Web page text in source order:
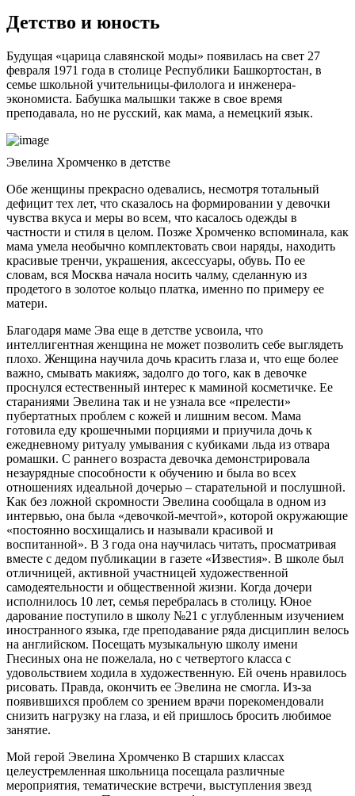
Детство и юность
Будущая «царица славянской моды» появилась на свет 27
февраля 1971 года в столице Республики Башкортостан, в
семье школьной учительницы-филолога и инженера-
экономиста. Бабушка малышки также в свое время
преподавала, но не русский, как мама, а немецкий язык.
Эвелина Хромченко в детстве
Обе женщины прекрасно одевались, несмотря тотальный
дефицит тех лет, что сказалось на формировании у девочки
чувства вкуса и меры во всем, что касалось одежды в
частности и стиля в целом. Позже Хромченко вспоминала, как
мама умела необычно комплектовать свои наряды, находить
красивые тренчи, украшения, аксессуары, обувь. По ее
словам, вся Москва начала носить чалму, сделанную из
продетого в золотое кольцо платка, именно по примеру ее
матери.
Благодаря маме Эва еще в детстве усвоила, что
интеллигентная женщина не может позволить себе выглядеть
плохо. Женщина научила дочь красить глаза и, что еще более
важно, смывать макияж, задолго до того, как в девочке
проснулся естественный интерес к маминой косметичке. Ее
стараниями Эвелина так и не узнала все «прелести»
пубертатных проблем с кожей и лишним весом. Мама
готовила еду крошечными порциями и приучила дочь к
ежедневному ритуалу умывания с кубиками льда из отвара
ромашки. С раннего возраста девочка демонстрировала
незаурядные способности к обучению и была во всех
отношениях идеальной дочерью – старательной и послушной.
Как без ложной скромности Эвелина сообщала в одном из
интервью, она была «девочкой-мечтой», которой окружающие
«постоянно восхищались и называли красивой и
воспитанной». В 3 года она научилась читать, просматривая
вместе с дедом публикации в газете «Известия». В школе был
отличницей, активной участницей художественной
самодеятельности и общественной жизни. Когда дочери
исполнилось 10 лет, семья перебралась в столицу. Юное
дарование поступило в школу №21 с углубленным изучением
иностранного языка, где преподавание ряда дисциплин велось
на английском. Посещать музыкальную школу имени
Гнесиных она не пожелала, но с четвертого класса с
удовольствием ходила в художественную. Ей очень нравилось
рисовать. Правда, окончить ее Эвелина не смогла. Из-за
появившихся проблем со зрением врачи порекомендовали
снизить нагрузку на глаза, и ей пришлось бросить любимое
занятие.
Мой герой Эвелина Хромченко В старших классах
целеустремленная школьница посещала различные
мероприятия, тематические встречи, выступления звезд